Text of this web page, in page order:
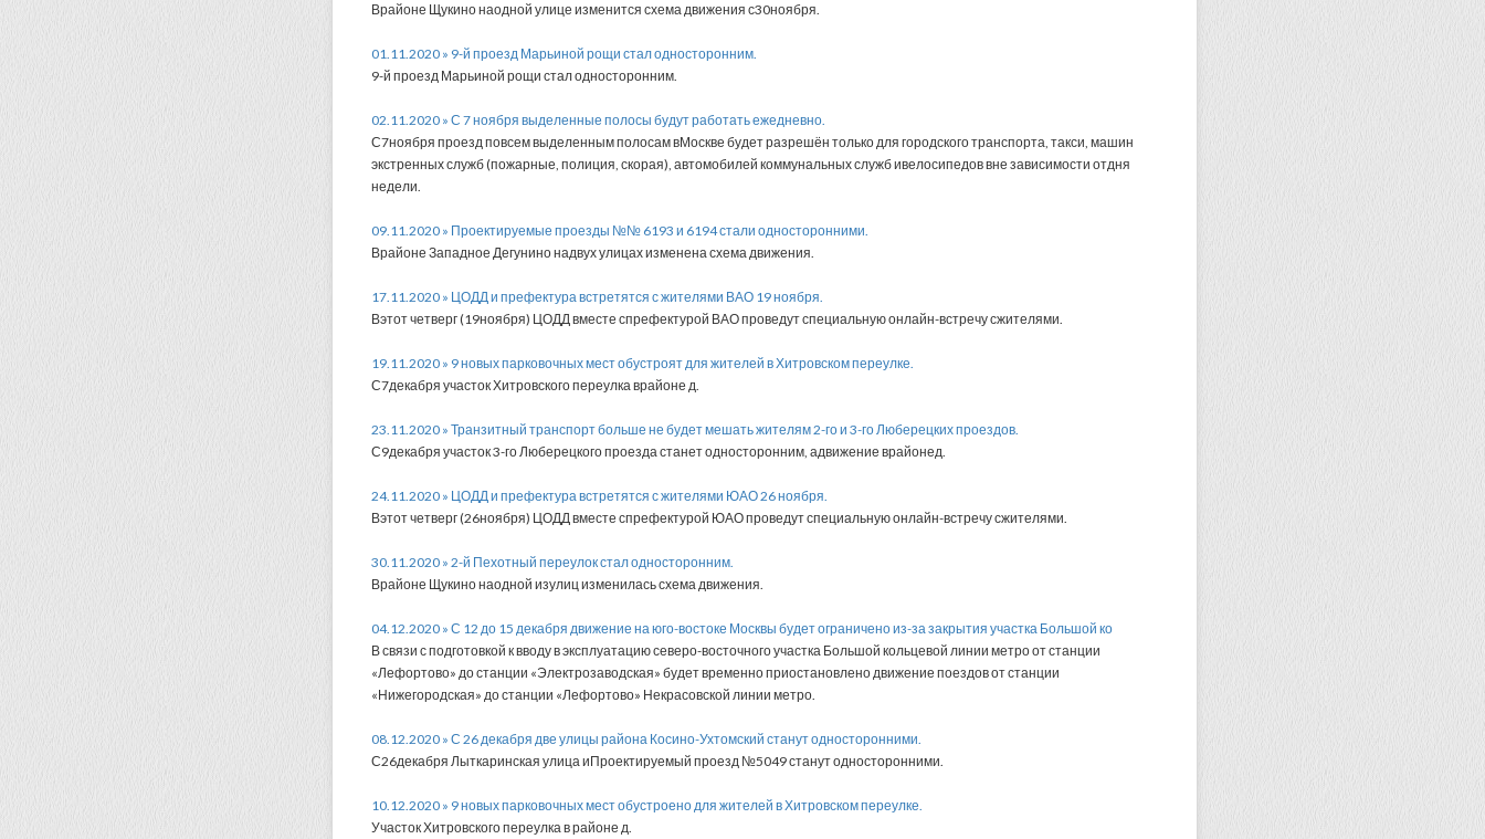
Врайоне Щукино наодной улице изменится схема движения с30ноября.
01.11.2020 » 9-й проезд Марьиной рощи стал односторонним.
9-й проезд Марьиной рощи стал односторонним.
02.11.2020 » С 7 ноября выделенные полосы будут работать ежедневно.
С7ноября проезд повсем выделенным полосам вМоскве будет разрешён только для городского транспорта, такси, машин
экстренных служб (пожарные, полиция, скорая), автомобилей коммунальных служб ивелосипедов вне зависимости отдня
недели.
09.11.2020 » Проектируемые проезды №№ 6193 и 6194 стали односторонними.
Врайоне Западное Дегунино надвух улицах изменена схема движения.
17.11.2020 » ЦОДД и префектура встретятся с жителями ВАО 19 ноября.
Вэтот четверг (19ноября) ЦОДД вместе спрефектурой ВАО проведут специальную онлайн-встречу сжителями.
19.11.2020 » 9 новых парковочных мест обустроят для жителей в Хитровском переулке.
С7декабря участок Хитровского переулка врайоне д.
23.11.2020 » Транзитный транспорт больше не будет мешать жителям 2-го и 3-го Люберецких проездов.
С9декабря участок 3-го Люберецкого проезда станет односторонним, адвижение врайонед.
24.11.2020 » ЦОДД и префектура встретятся с жителями ЮАО 26 ноября.
Вэтот четверг (26ноября) ЦОДД вместе спрефектурой ЮАО проведут специальную онлайн-встречу сжителями.
30.11.2020 » 2-й Пехотный переулок стал односторонним.
Врайоне Щукино наодной изулиц изменилась схема движения.
04.12.2020 » С 12 до 15 декабря движение на юго-востоке Москвы будет ограничено из-за закрытия участка Большой ко
В связи с подготовкой к вводу в эксплуатацию северо-восточного участка Большой кольцевой линии метро от станции
«Лефортово» до станции «Электрозаводская» будет временно приостановлено движение поездов от станции
«Нижегородская» до станции «Лефортово» Некрасовской линии метро.
08.12.2020 » С 26 декабря две улицы района Косино-Ухтомский станут односторонними.
С26декабря Лыткаринская улица иПроектируемый проезд №5049 станут односторонними.
10.12.2020 » 9 новых парковочных мест обустроено для жителей в Хитровском переулке.
Участок Хитровского переулка в районе д.